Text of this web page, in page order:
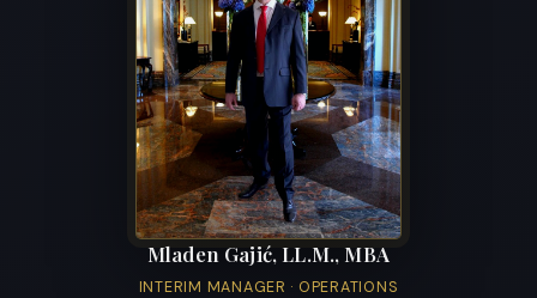
Mladen Gajić, LL.M., MBA
INTERIM MANAGER · OPERATIONS